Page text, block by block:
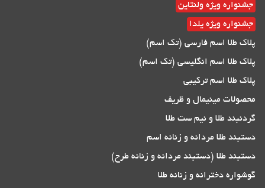
جشنواره ویژه ولنتاین
جشنواره ویژه یلدا
پلاک طلا اسم فارسی (تک اسم)
پلاک طلا اسم انگلیسی (تک اسم)
پلاک طلا اسم ترکیبی
محصولات مینیمال و ظریف
گردنبند طلا و نیم ست طلا
دستبند طلا مردانه و زنانه اسم
دستبند طلا (دستبند مردانه و زنانه طرح)
گوشواره دخترانه و زنانه طلا